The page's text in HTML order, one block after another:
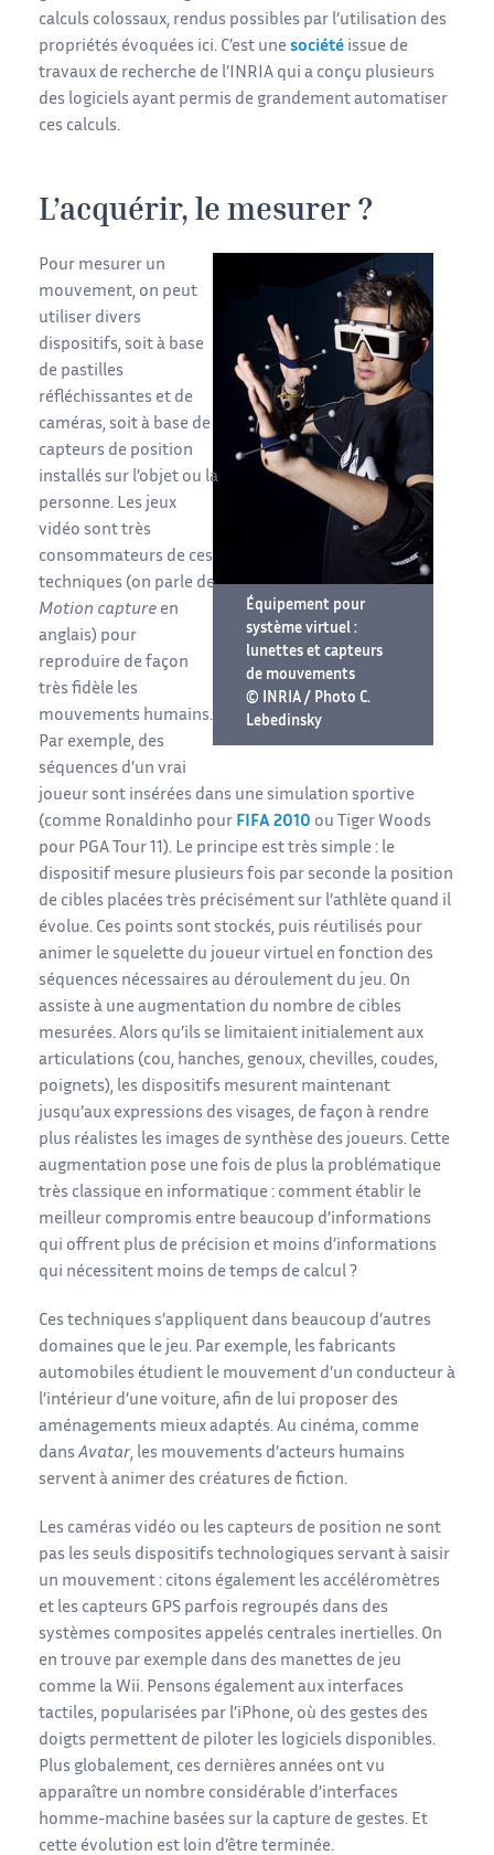
calculs colossaux, rendus possibles par l’utilisation des
propriétés évoquées ici. C’est une société issue de
travaux de recherche de l’INRIA qui a conçu plusieurs
des logiciels ayant permis de grandement automatiser
ces calculs.
L’acquérir, le mesurer ?
Équipement pour
système virtuel :
lunettes et capteurs
de mouvements
© INRIA / Photo C.
Lebedinsky
Pour mesurer un
mouvement, on peut
utiliser divers
dispositifs, soit à base
de pastilles
réfléchissantes et de
caméras, soit à base de
capteurs de position
installés sur l’objet ou la
personne. Les jeux
vidéo sont très
consommateurs de ces
techniques (on parle de
Motion capture en
anglais) pour
reproduire de façon
très fidèle les
mouvements humains.
Par exemple, des
séquences d’un vrai
joueur sont insérées dans une simulation sportive
(comme Ronaldinho pour FIFA 2010 ou Tiger Woods
pour PGA Tour 11). Le principe est très simple : le
dispositif mesure plusieurs fois par seconde la position
de cibles placées très précisément sur l’athlète quand il
évolue. Ces points sont stockés, puis réutilisés pour
animer le squelette du joueur virtuel en fonction des
séquences nécessaires au déroulement du jeu. On
assiste à une augmentation du nombre de cibles
mesurées. Alors qu’ils se limitaient initialement aux
articulations (cou, hanches, genoux, chevilles, coudes,
poignets), les dispositifs mesurent maintenant
jusqu’aux expressions des visages, de façon à rendre
plus réalistes les images de synthèse des joueurs. Cette
augmentation pose une fois de plus la problématique
très classique en informatique : comment établir le
meilleur compromis entre beaucoup d’informations
qui offrent plus de précision et moins d’informations
qui nécessitent moins de temps de calcul ?
Ces techniques s’appliquent dans beaucoup d’autres
domaines que le jeu. Par exemple, les fabricants
automobiles étudient le mouvement d’un conducteur à
l’intérieur d’une voiture, afin de lui proposer des
aménagements mieux adaptés. Au cinéma, comme
dans Avatar, les mouvements d’acteurs humains
servent à animer des créatures de fiction.
Les caméras vidéo ou les capteurs de position ne sont
pas les seuls dispositifs technologiques servant à saisir
un mouvement : citons également les accéléromètres
et les capteurs GPS parfois regroupés dans des
systèmes composites appelés centrales inertielles. On
en trouve par exemple dans des manettes de jeu
comme la Wii. Pensons également aux interfaces
tactiles, popularisées par l’iPhone, où des gestes des
doigts permettent de piloter les logiciels disponibles.
Plus globalement, ces dernières années ont vu
apparaître un nombre considérable d’interfaces
homme-machine basées sur la capture de gestes. Et
cette évolution est loin d’être terminée.